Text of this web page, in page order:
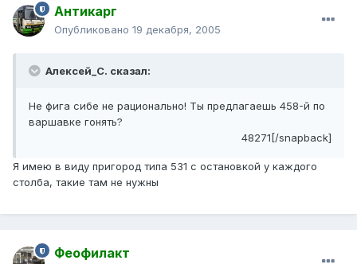
Антикарг
Опубликовано 19 декабря, 2005
Алексей_С. сказал:
Не фига сибе не рационально! Ты предлагаешь 458-й по
варшавке гонять?
48271[/snapback]
Я имею в виду пригород типа 531 с остановкой у каждого
столба, такие там не нужны
Феофилакт